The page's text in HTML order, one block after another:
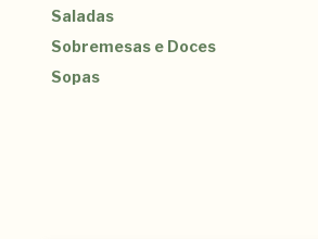
Saladas
Sobremesas e Doces
Sopas